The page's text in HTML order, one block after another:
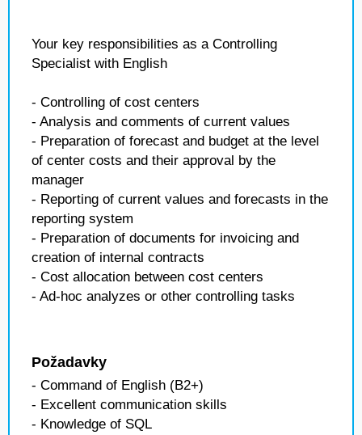
Your key responsibilities as a Controlling
Specialist with English
- Controlling of cost centers
- Analysis and comments of current values
- Preparation of forecast and budget at the level
of center costs and their approval by the
manager
- Reporting of current values and forecasts in the
reporting system
- Preparation of documents for invoicing and
creation of internal contracts
- Cost allocation between cost centers
- Ad-hoc analyzes or other controlling tasks
Požadavky
- Command of English (B2+)
- Excellent communication skills
- Knowledge of SQL